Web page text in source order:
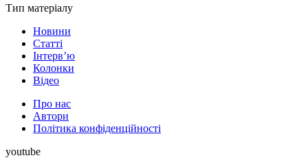
Тип матеріалу
Новини
Статті
Інтерв’ю
Колонки
Відео
Про нас
Автори
Політика конфіденційності
youtube